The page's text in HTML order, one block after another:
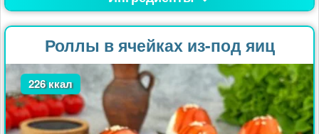
Роллы в ячейках из-под яиц
226 ккал